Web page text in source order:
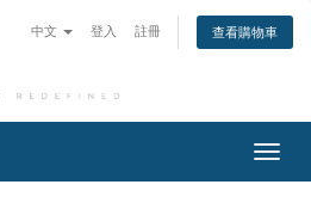
中文 登入 註冊 查看購物車
切
換